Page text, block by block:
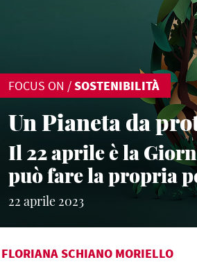
FOCUS ON /SOSTENIBILITÀ
Un Pianeta da
Il 22 aprile è la
può fare la propria
22 aprile 2023
FLORIANA SCHIANO MORIELLO